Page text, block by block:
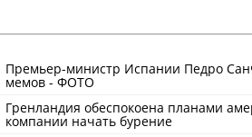
Премьер-министр Испании Педро
мемов - ФОТО
Гренландия обеспокоена планами
компании начать бурение